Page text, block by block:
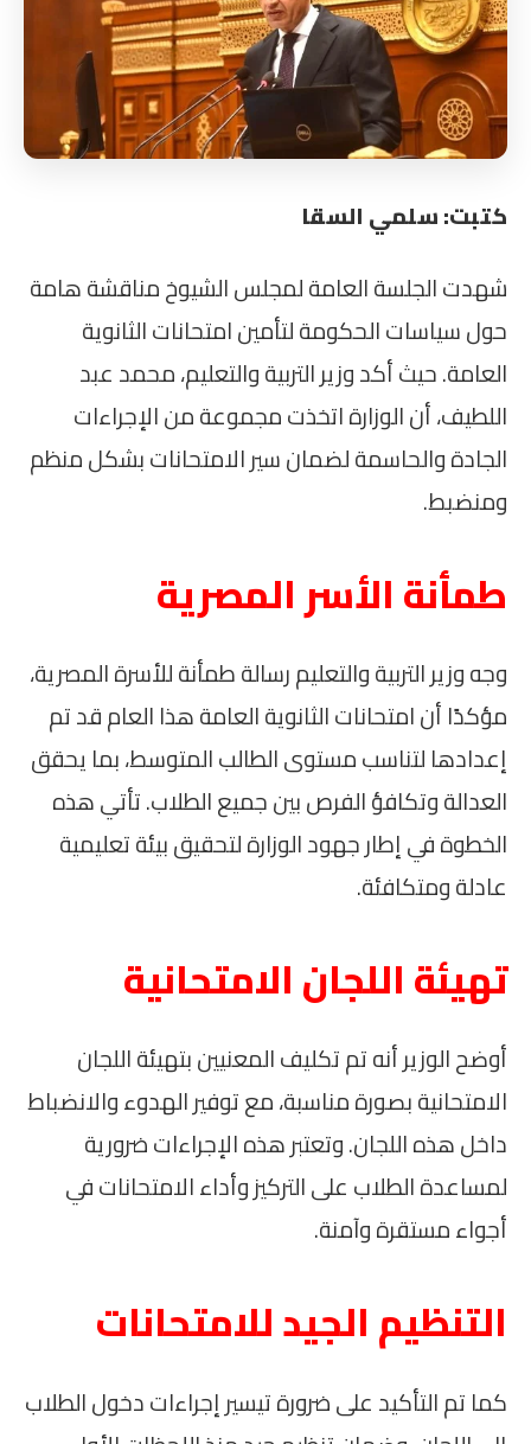
كتبت: سلمي السقا
شهدت الجلسة العامة لمجلس الشيوخ مناقشة هامة
حول سياسات الحكومة لتأمين امتحانات الثانوية
العامة. حيث أكد وزير التربية والتعليم، محمد عبد
اللطيف، أن الوزارة اتخذت مجموعة من الإجراءات
الجادة والحاسمة لضمان سير الامتحانات بشكل منظم
ومنضبط.
طمأنة الأسر المصرية
وجه وزير التربية والتعليم رسالة طمأنة للأسرة المصرية،
مؤكدًا أن امتحانات الثانوية العامة هذا العام قد تم
إعدادها لتناسب مستوى الطالب المتوسط، بما يحقق
العدالة وتكافؤ الفرص بين جميع الطلاب. تأتي هذه
الخطوة في إطار جهود الوزارة لتحقيق بيئة تعليمية
عادلة ومتكافئة.
تهيئة اللجان الامتحانية
أوضح الوزير أنه تم تكليف المعنيين بتهيئة اللجان
الامتحانية بصورة مناسبة، مع توفير الهدوء والانضباط
داخل هذه اللجان. وتعتبر هذه الإجراءات ضرورية
لمساعدة الطلاب على التركيز وأداء الامتحانات في
أجواء مستقرة وآمنة.
التنظيم الجيد للامتحانات
كما تم التأكيد على ضرورة تيسير إجراءات دخول الطلاب